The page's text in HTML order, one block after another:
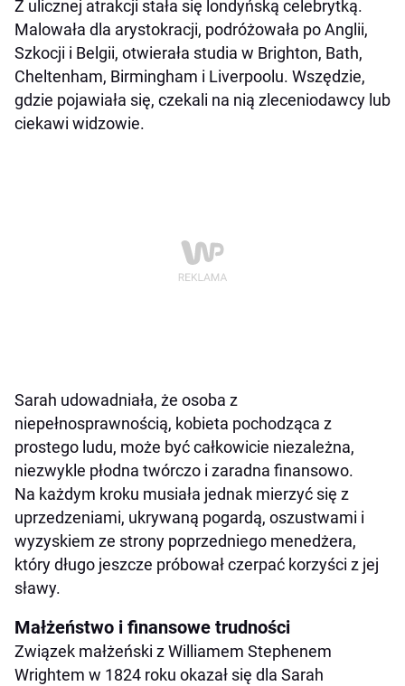
Z ulicznej atrakcji stała się londyńską celebrytką.
Malowała dla arystokracji, podróżowała po Anglii,
Szkocji i Belgii, otwierała studia w Brighton, Bath,
Cheltenham, Birmingham i Liverpoolu. Wszędzie,
gdzie pojawiała się, czekali na nią zleceniodawcy lub
ciekawi widzowie.
Sarah udowadniała, że osoba z
niepełnosprawnością, kobieta pochodząca z
prostego ludu, może być całkowicie niezależna,
niezwykle płodna twórczo i zaradna finansowo.
Na każdym kroku musiała jednak mierzyć się z
uprzedzeniami, ukrywaną pogardą, oszustwami i
wyzyskiem ze strony poprzedniego menedżera,
który długo jeszcze próbował czerpać korzyści z jej
sławy.
Małżeństwo i finansowe trudności
Związek małżeński z Williamem Stephenem
Wrightem w 1824 roku okazał się dla Sarah